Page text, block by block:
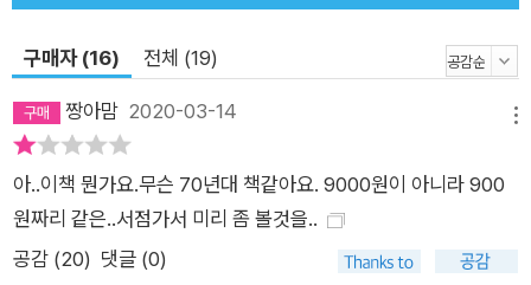
구매자 (16) 전체 (19)
짱아맘 2020-03-14
아..이책 뭔가요.무슨 70년대 책같아요. 9000원이 아니라 900
원짜리 같은..서점가서 미리 좀 볼것을..
공감 (20) 댓글 (0)